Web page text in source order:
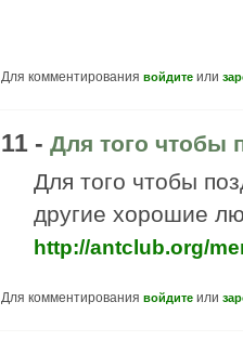
Для комментирования войдите или
11 - Для того чтобы
Для того чтобы
другие хорошие
http://antclub.org/
Для комментирования войдите или